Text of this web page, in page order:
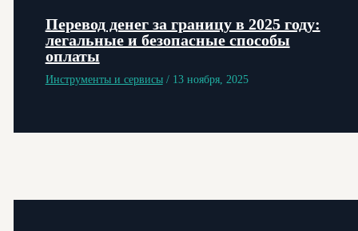
Перевод денег за границу в 2025 году:
легальные и безопасные способы
оплаты
Инструменты и сервисы/ 13 ноября, 2025